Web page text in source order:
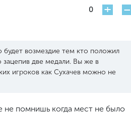
0 + -
будет возмездие тем кто положил
зацепив две медали. Вы же в
игроков как Сухачев можно не
не помнишь когда мест не было